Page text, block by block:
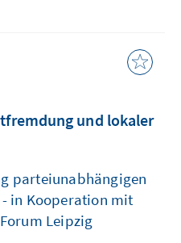
und lokaler
parteiunabhängigen
- in Kooperation mit
Leipzig